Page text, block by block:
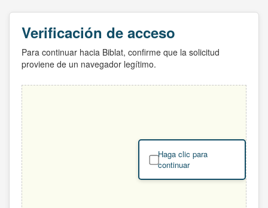
Verificación de acceso
Para continuar hacia Biblat, confirme que la solicitud
proviene de un navegador legítimo.
Haga clic para
continuar